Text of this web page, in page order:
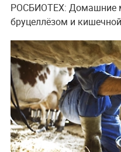
РОСБИОТЕХ: Домашние
бруцеллёзом и